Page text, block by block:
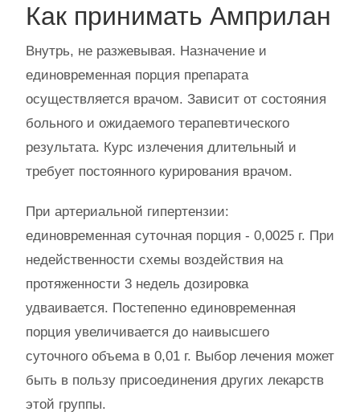
Как принимать Амприлан
Внутрь, не разжевывая. Назначение и
единовременная порция препарата
осуществляется врачом. Зависит от состояния
больного и ожидаемого терапевтического
результата. Курс излечения длительный и
требует постоянного курирования врачом.
При артериальной гипертензии:
единовременная суточная порция - 0,0025 г. При
недейственности схемы воздействия на
протяженности 3 недель дозировка
удваивается. Постепенно единовременная
порция увеличивается до наивысшего
суточного объема в 0,01 г. Выбор лечения может
быть в пользу присоединения других лекарств
этой группы.